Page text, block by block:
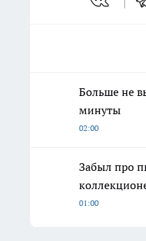
Больше не
минуты
02:00
Забыл про
01:00